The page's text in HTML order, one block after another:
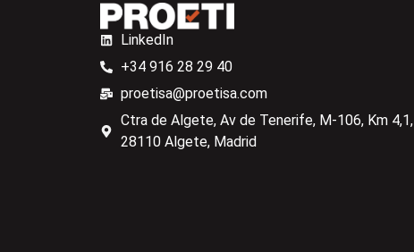
LinkedIn
+34 916 28 29 40
proetisa@proetisa.com
Ctra de Algete, Av de Tenerife, M-106, Km 4,1,
28110 Algete, Madrid